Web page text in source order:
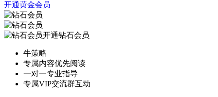
开通黄金会员
开通钻石会员
牛策略
专属内容优先阅读
一对一专业指导
专属VIP交流群互动